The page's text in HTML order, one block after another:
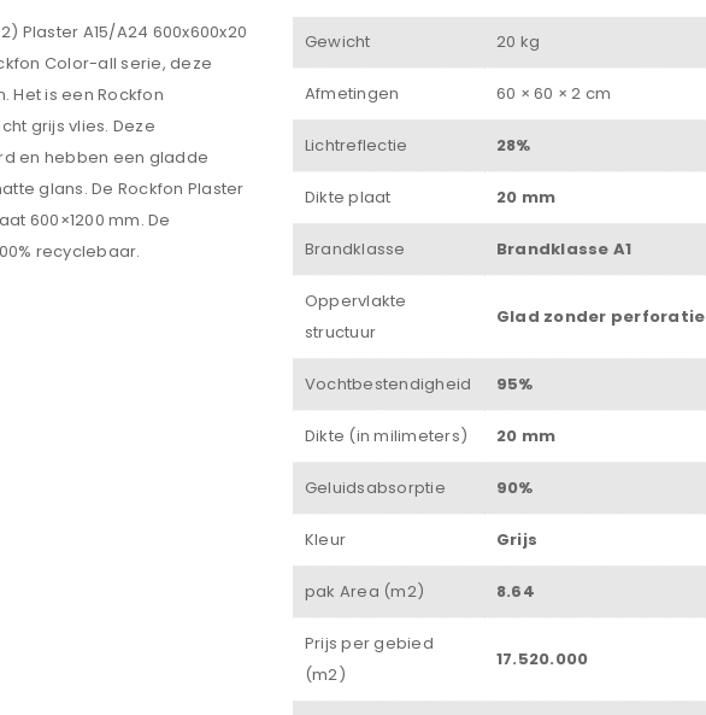
LOGIN
Gebruikersnaam of e-mailadres*
INLOGGEN
Plaster A15/A24 600x600x20
Color-all serie, deze
Het is een Rockfon
grijs vlies. Deze
en hebben een gladde
glans. De Rockfon Plaster
600×1200 mm. De
recyclebaar.
Gewicht 20 kg
Afmetingen 60 × 60 × 2 cm
Lichtreflectie 28%
Dikte plaat 20 mm
Brandklasse Brandklasse A1
Oppervlakte
structuur
Glad zonder perforatie
Vochtbestendigheid 95%
Dikte (in milimeters) 20 mm
Geluidsabsorptie 90%
Kleur Grijs
pak Area (m2) 8.64
Prijs per gebied
(m2)
17.520.000